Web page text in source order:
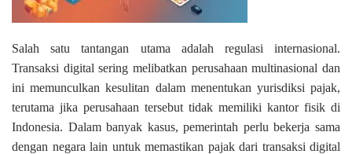
Salah satu tantangan utama adalah regulasi internasional.
Transaksi digital sering melibatkan perusahaan multinasional dan
ini memunculkan kesulitan dalam menentukan yurisdiksi pajak,
terutama jika perusahaan tersebut tidak memiliki kantor fisik di
Indonesia. Dalam banyak kasus, pemerintah perlu bekerja sama
dengan negara lain untuk memastikan pajak dari transaksi digital